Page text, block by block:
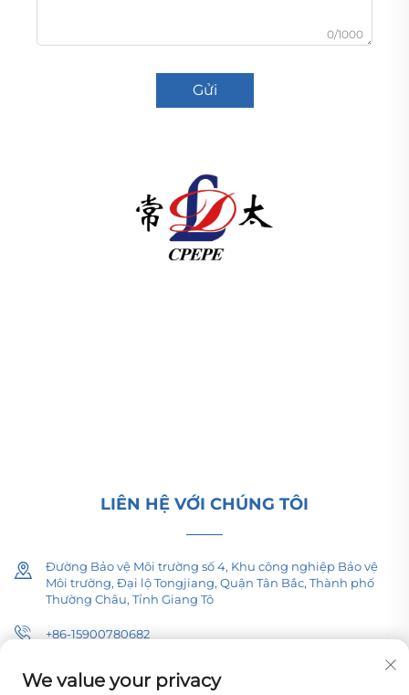
0/1000
Gửi
LIÊN HỆ VỚI CHÚNG TÔI
Đường Bảo vệ Môi trường số 4, Khu công nghiệp Bảo vệ
Môi trường, Đại lộ Tongjiang, Quận Tân Bắc, Thành phố
Thường Châu, Tỉnh Giang Tô
+86-15900780682
[email protected]
We value your privacy